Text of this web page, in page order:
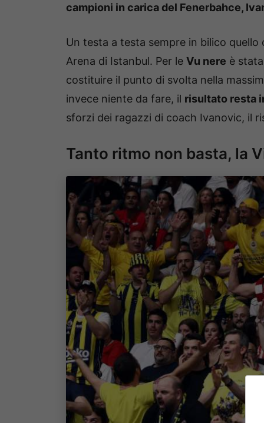
campioni in carica del Fenerbahce,
Un testa a testa sempre in bilico quello
Arena di Istanbul. Per le Vu nere è
costituire il punto di svolta nella
invece niente da fare, il risultato resta
sforzi dei ragazzi di coach Ivanovic, il
Tanto ritmo non basta, la